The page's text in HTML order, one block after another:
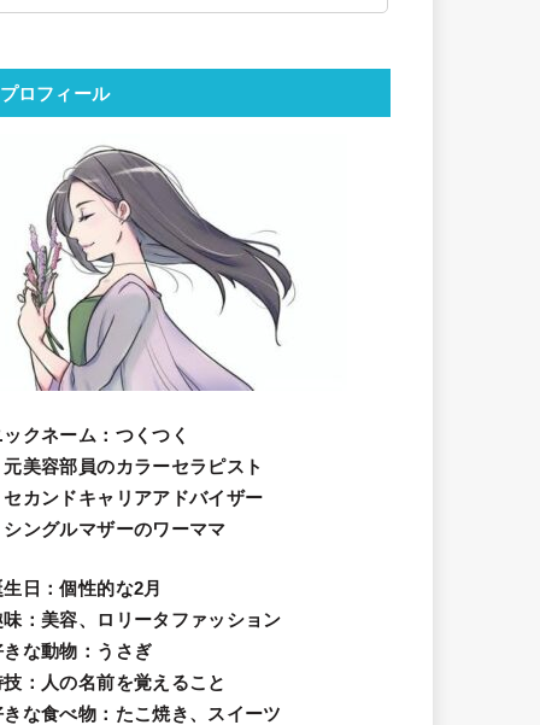
プロフィール
ックネーム ：つくつく
元美容部員のカラーセラピスト
セカンドキャリアアドバイザー
シングルマザーのワーママ
日 ：個性的な2月
味 ：美容、ロリータファッション
きな動物 ：うさぎ
技 ：人の名前を覚えること
きな食べ物 ：たこ焼き、スイーツ